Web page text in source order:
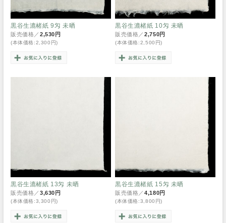
黒谷生漉楮紙 9匁 未晒
販売価格／2,530円
(本体価格:2,300円)
黒谷生漉楮紙 10匁 未晒
販売価格／2,750円
(本体価格:2,500円)
黒谷生漉楮紙 13匁 未晒
販売価格／3,630円
(本体価格:3,300円)
黒谷生漉楮紙 15匁 未晒
販売価格／4,180円
(本体価格:3,800円)